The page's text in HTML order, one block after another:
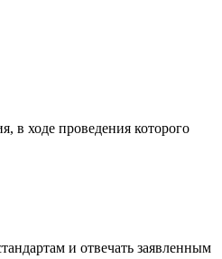
в ходе проведения которого
и отвечать заявленным